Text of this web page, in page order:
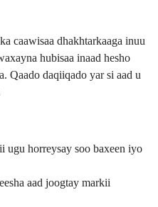
caawisaa dhakhtarkaaga inuu
hubisaa inaad hesho
Qaado daqiiqado yar si aad u
ugu horreysay soo baxeen iyo
aad joogtay markii